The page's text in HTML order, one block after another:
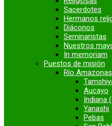
Sacerdotes
Hermanos
Diáconos
Seminaristas
Nuestros
In memoriam
Puestos de misión
Río Amazonas
Aucayo
Indiana
Yanashi
Pebas